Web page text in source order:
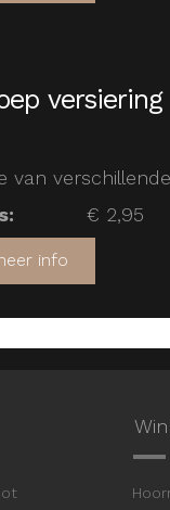
versiering
van
: € 2,95
info